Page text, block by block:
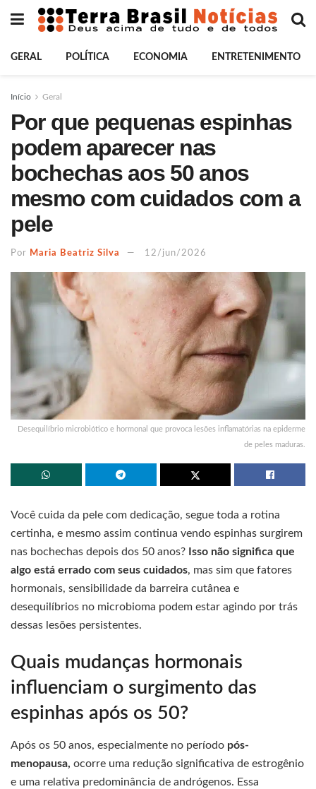
GERAL POLÍTICA ECONOMIA ENTRETENIMENTO
Início Geral
Por que pequenas espinhas
podem aparecer nas
bochechas aos 50 anos
mesmo com cuidados com a
pele
Por Maria Beatriz Silva 12/jun/2026
Desequilíbrio microbiótico e hormonal que provoca lesões inflamatórias na epiderme
de peles maduras.
Você cuida da pele com dedicação, segue toda a rotina
certinha, e mesmo assim continua vendo espinhas surgirem
nas bochechas depois dos 50 anos? Isso não significa que
algo está errado com seus cuidados, mas sim que fatores
hormonais, sensibilidade da barreira cutânea e
desequilíbrios no microbioma podem estar agindo por trás
dessas lesões persistentes.
Quais mudanças hormonais
influenciam o surgimento das
espinhas após os 50?
Após os 50 anos, especialmente no período pós-
menopausa, ocorre uma redução significativa de estrogênio
e uma relativa predominância de andrógenos. Essa